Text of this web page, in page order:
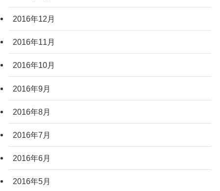
2016年12月
2016年11月
2016年10月
2016年9月
2016年8月
2016年7月
2016年6月
2016年5月